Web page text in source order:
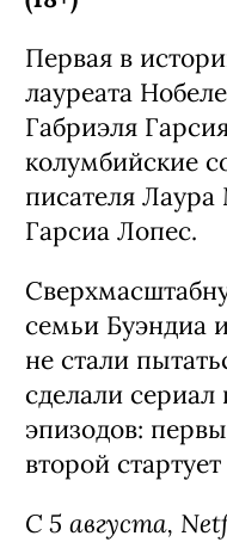
Первая в
лауреата
Габриэля
колумбийские
писателя
Гарсиа Лопес.
семьи Буэндиа
не стали
сделали сериал
эпизодов:
второй
С 5 августа,